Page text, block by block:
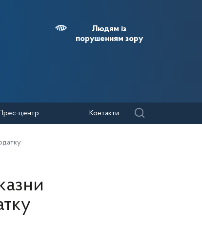
Людям із
порушенням зору
Прес-центр Контакти